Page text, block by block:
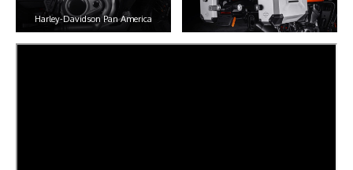
Harley-Davidson Pan America